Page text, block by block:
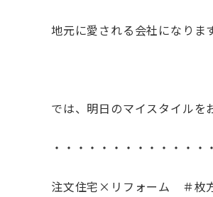
地元に愛される会社になりま
では、明日のマイスタイルを
・・・・・・・・・・・・・
注文住宅×リフォーム ＃枚